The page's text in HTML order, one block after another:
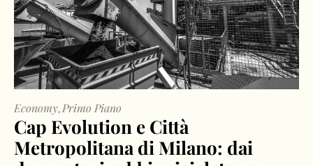
Cap Evolution e Città
Metropolitana di Milano: dai
Economy, Primo Piano